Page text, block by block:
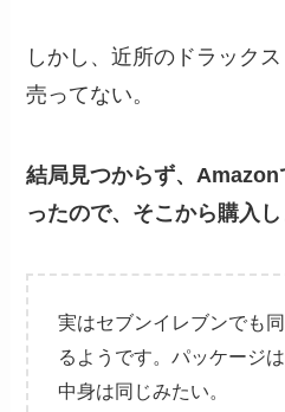
しかし、近所のドラック
売ってない。
結局見つからず、
ったので、そこから購入し
実はセブンイレブンでも
るようです。パッケージ
中身は同じみたい。